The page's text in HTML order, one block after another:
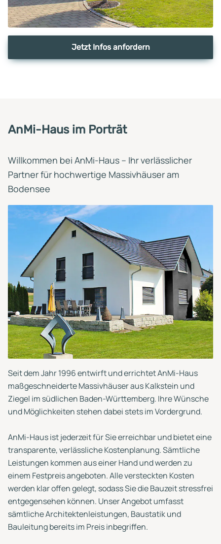
Jetzt Infos anfordern
AnMi-Haus im Porträt
Willkommen bei AnMi-Haus – Ihr verlässlicher
Partner für hochwertige Massivhäuser am
Bodensee
Seit dem Jahr 1996 entwirft und errichtet AnMi-Haus
maßgeschneiderte Massivhäuser aus Kalkstein und
Ziegel im südlichen Baden-Württemberg. Ihre Wünsche
und Möglichkeiten stehen dabei stets im Vordergrund.
AnMi-Haus ist jederzeit für Sie erreichbar und bietet eine
transparente, verlässliche Kostenplanung. Sämtliche
Leistungen kommen aus einer Hand und werden zu
einem Festpreis angeboten. Alle versteckten Kosten
werden klar offen gelegt, sodass Sie die Bauzeit stressfrei
entgegensehen können. Unser Angebot umfasst
sämtliche Architektenleistungen, Baustatik und
Bauleitung bereits im Preis inbegriffen.